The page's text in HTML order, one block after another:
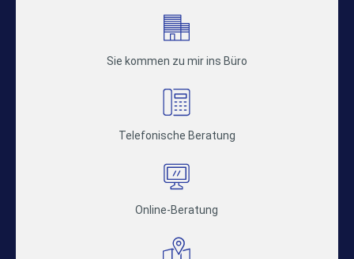
Sie kommen zu mir ins Büro
Telefonische Beratung
Online-Beratung